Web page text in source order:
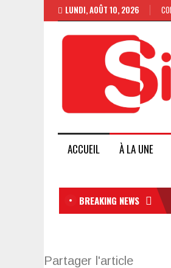
LUNDI, AOÛT 10, 2026
ACCUEIL À LA UNE
BREAKING NEWS
Partager l'article